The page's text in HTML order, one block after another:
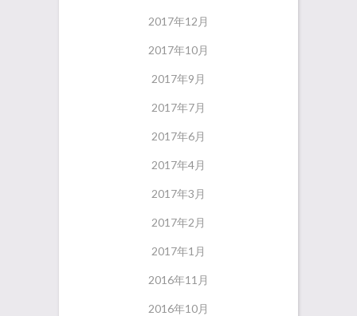
2017年12月
2017年10月
2017年9月
2017年7月
2017年6月
2017年4月
2017年3月
2017年2月
2017年1月
2016年11月
2016年10月